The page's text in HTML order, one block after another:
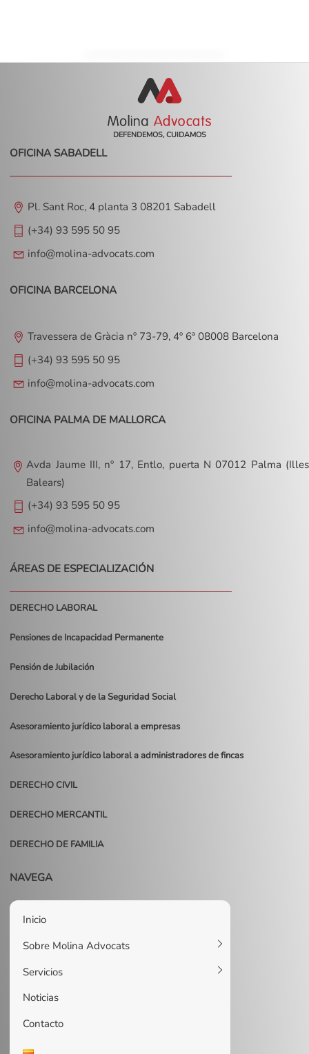
DEFENDEMOS, CUIDAMOS
OFICINA SABADELL
Pl. Sant Roc, 4 planta 3 08201 Sabadell
(+34) 93 595 50 95
info@molina-advocats.com
OFICINA BARCELONA
Travessera de Gràcia nº 73-79, 4º 6ª 08008 Barcelona
(+34) 93 595 50 95
info@molina-advocats.com
OFICINA PALMA DE MALLORCA
Avda Jaume III, nº 17, Entlo, puerta N 07012 Palma (Illes
Balears)
(+34) 93 595 50 95
info@molina-advocats.com
ÁREAS DE ESPECIALIZACIÓN
DERECHO LABORAL
Pensiones de Incapacidad Permanente
Pensión de Jubilación
Derecho Laboral y de la Seguridad Social
Asesoramiento jurídico laboral a empresas
Asesoramiento jurídico laboral a administradores de fincas
DERECHO CIVIL
DERECHO MERCANTIL
DERECHO DE FAMILIA
NAVEGA
Inicio
Sobre Molina Advocats
Servicios
Noticias
Contacto